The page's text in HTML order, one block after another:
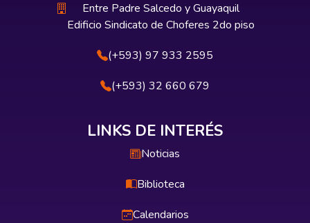
Entre Padre Salcedo y Guayaquil
Edificio Sindicato de Choferes 2do piso
(+593) 97 933 2595
(+593) 32 660 679
LINKS DE INTERÉS
Noticias
Biblioteca
Calendarios